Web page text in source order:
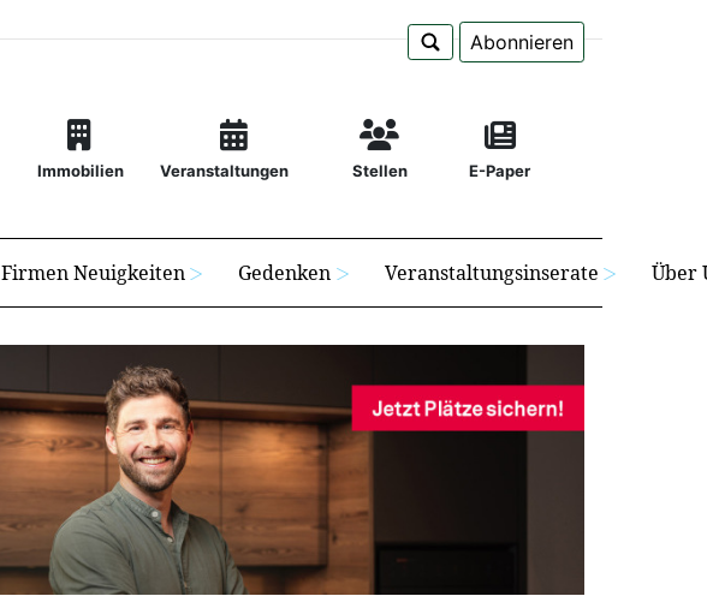
Abonnieren
Immobilien Veranstaltungen Stellen E-Paper
Firmen Neuigkeiten Gedenken Veranstaltungsinserate Über